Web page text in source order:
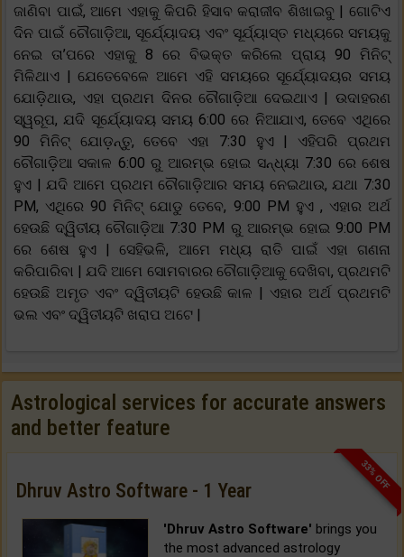
ଜାଣିବା ପାଇଁ, ଆମେ ଏହାକୁ କିପରି ହିସାବ କରାଜୀବ ଶିଖାଇବୁ | ଗୋଟିଏ
ଦିନ ପାଇଁ ଚୌଗାଡ଼ିଆ, ସୂର୍ଯ୍ୟୋଦୟ ଏବଂ ସୂର୍ଯ୍ୟାସ୍ତ ମଧ୍ୟରେ ସମୟକୁ
ନେଇ ତା’ପରେ ଏହାକୁ 8 ରେ ବିଭକ୍ତ କରିଲେ ପ୍ରାୟ 90 ମିନିଟ୍
ମିଳିଥାଏ | ଯେତେବେଳେ ଆମେ ଏହି ସମୟରେ ସୂର୍ଯ୍ୟୋଦୟର ସମୟ
ଯୋଡ଼ିଥାଉ, ଏହା ପ୍ରଥମ ଦିନର ଚୌଗାଡ଼ିଆ ଦେଇଥାଏ | ଉଦାହରଣ
ସ୍ୱରୂପ, ଯଦି ସୂର୍ଯ୍ୟୋଦୟ ସମୟ 6:00 ରେ ନିଆଯାଏ, ତେବେ ଏଥିରେ
90 ମିନିଟ୍ ଯୋଡ଼ନ୍ତୁ, ତେବେ ଏହା 7:30 ହୁଏ | ଏହିପରି ପ୍ରଥମ
ଚୌଗାଡ଼ିଆ ସକାଳ 6:00 ରୁ ଆରମ୍ଭ ହୋଇ ସନ୍ଧ୍ୟା 7:30 ରେ ଶେଷ
ହୁଏ | ଯଦି ଆମେ ପ୍ରଥମ ଚୌଗାଡ଼ିଆର ସମୟ ନେଇଥାଉ, ଯଥା 7:30
PM, ଏଥିରେ 90 ମିନିଟ୍ ଯୋଡୁ ତେବେ, 9:00 PM ହୁଏ , ଏହାର ଅର୍ଥ
ହେଉଛି ଦ୍ୱିତୀୟ ଚୌଗାଡ଼ିଆ 7:30 PM ରୁ ଆରମ୍ଭ ହୋଇ 9:00 PM
ରେ ଶେଷ ହୁଏ | ସେହିଭଳି, ଆମେ ମଧ୍ୟ ରାତି ପାଇଁ ଏହା ଗଣନା
କରିପାରିବା | ଯଦି ଆମେ ସୋମବାରର ଚୌଗାଡ଼ିଆକୁ ଦେଖିବା, ପ୍ରଥମଟି
ହେଉଛି ଅମୃତ ଏବଂ ଦ୍ୱିତୀୟଟି ହେଉଛି କାଳ | ଏହାର ଅର୍ଥ ପ୍ରଥମଟି
ଭଲ ଏବଂ ଦ୍ୱିତୀୟଟି ଖରାପ ଅଟେ |
Astrological services for accurate answers
and better feature
33% OFF
Dhruv Astro Software - 1 Year
'Dhruv Astro Software' brings you
the most advanced astrology